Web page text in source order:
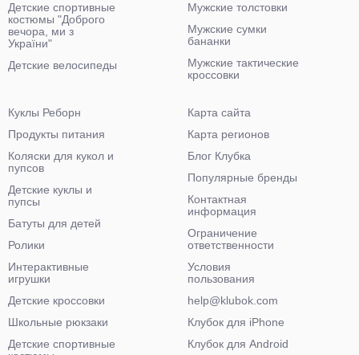
Детские спортивные
костюмы "Доброго
вечора, ми з
України"
Детские велосипеды
Мужские толстовки
Мужские сумки
бананки
Мужские тактические
кроссовки
Куклы Реборн
Продукты питания
Коляски для кукол и
пупсов
Детские куклы и
пупсы
Батуты для детей
Ролики
Интерактивные
игрушки
Детские кроссовки
Школьные рюкзаки
Детские спортивные
Карта сайта
Карта регионов
Блог Клубка
Популярные бренды
Контактная
информация
Ограничение
ответственности
Условия
пользования
help@klubok.com
Клубок для iPhone
Клубок для Android